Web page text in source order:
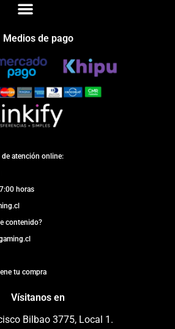
Medios de pago
atención online:
horas
contenido?
tu compra
Vísitanos en
Bilbao 3775, Local 1.